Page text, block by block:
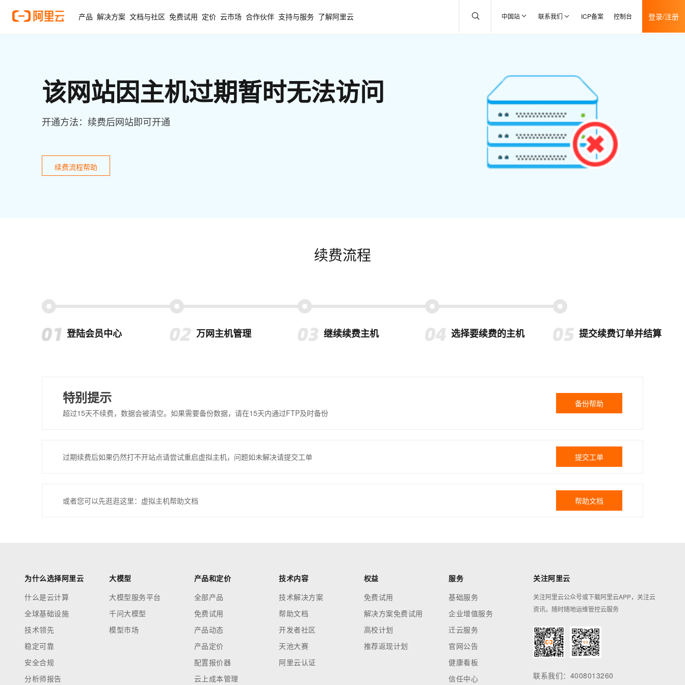
产品 解决方案 文档与社区 免费试用 定价 云市场 合作伙伴 支持与服务 了解阿里云 中国站 联系我们 ICP备案 控制台 登录/注册
该网站因主机过期暂时无法访问
开通方法：续费后网站即可开通
续费流程帮助
续费流程
登陆会员中心 万网主机管理 继续续费主机 选择要续费的主机 提交续费订单并结算
特别提示
超过15天不续费，数据会被清空。如果需要备份数据，请在15天内通过FTP及时备份
备份帮助
过期续费后如果仍然打不开站点请尝试重启虚拟主机，问题如未解决请提交工单 提交工单
或者您可以先逛逛这里：虚拟主机帮助文档 帮助文档